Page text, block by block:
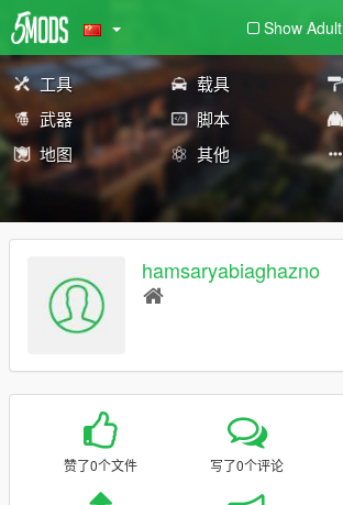
Show Adult
工具 载具
武器
脚本
地图
其他
hamsaryabiaghazno
赞了0个文件 写了0个评论